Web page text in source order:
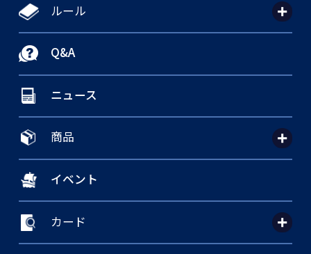
ルール
Q&A
ニュース
商品
イベント
カード